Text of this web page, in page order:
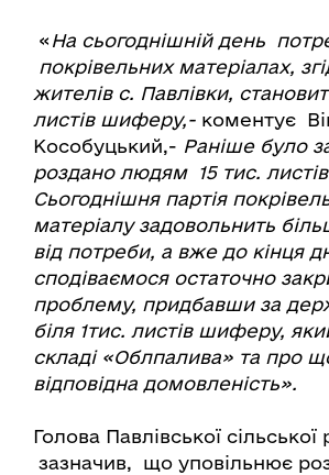
« На сьогоднішній день
покрівельних матеріалах,
жителів с. Павлівки,
листів шиферу,- коментує
Кособуцький,- Раніше було
роздано людям 15 тис.
Сьогоднішня партія
матеріалу задовольнить
від потреби, а вже до кінця
сподіваємося остаточно
проблему, придбавши за
біля 1тис. листів шиферу,
складі «Облпалива» та про
відповідна домовленість».
Голова Павлівської сільської
зазначив, що уповільнює